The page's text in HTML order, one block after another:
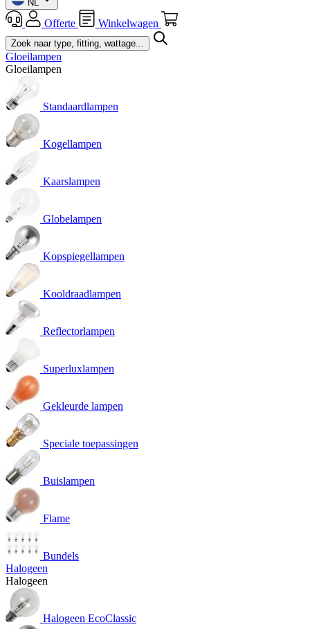
NL
Offerte Winkelwagen
Gloeilampen
Gloeilampen
Standaardlampen
Kogellampen
Kaarslampen
Globelampen
Kopspiegellampen
Kooldraadlampen
Reflectorlampen
Superluxlampen
Gekleurde lampen
Speciale toepassingen
Buislampen
Flame
Bundels
Halogeen
Halogeen
Halogeen EcoClassic